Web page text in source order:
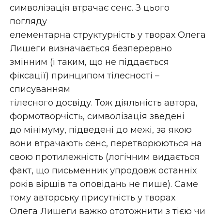
символізація втрачає сенс. З цього
погляду
елементарна структурність у творах Олега
Лишеги визначається безперервно
змінним (і таким, що не піддається
фіксації) принципом тілесності –
списуванням
тілесного досвіду. Тож діяльність автора,
формотворчість, символізація зведені
до мінімуму, підведені до межі, за якою
вони втрачають сенс, перетворюються на
свою протилежність (логічним видається
факт, що письменник упродовж останніх
років віршів та оповідань не пише). Саме
тому авторську присутність у творах
Олега Лишеги важко ототожнити з тією чи